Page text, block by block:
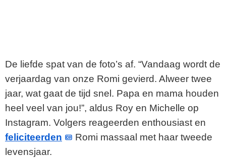
De liefde spat van de foto’s af. “Vandaag wordt de
verjaardag van onze Romi gevierd. Alweer twee
jaar, wat gaat de tijd snel. Papa en mama houden
heel veel van jou!”, aldus Roy en Michelle op
Instagram. Volgers reageerden enthousiast en
feliciteerden
Romi massaal met haar tweede
levensjaar.